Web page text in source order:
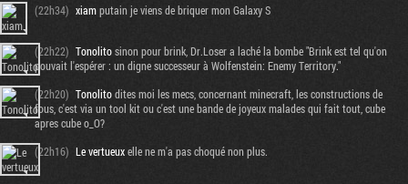
(22h34) xiamputain je viens de briquer mon Galaxy S
(22h22) Tonolitosinon pour brink, Dr.Loser a laché la bombe "Brink est tel qu'on
pouvait l'espérer : un digne successeur à Wolfenstein: Enemy Territory."
(22h20) Tonolitodites moi les mecs, concernant minecraft, les constructions de
fous, c'est via un tool kit ou c'est une bande de joyeux malades qui fait tout, cube
apres cube o_O?
(22h16) Le vertueuxelle ne m'a pas choqué non plus.